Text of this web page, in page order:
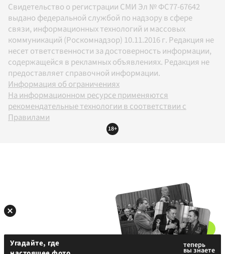
Свидетельство о регистрации СМИ Эл № ФС77-67642
выдано федеральной службой по надзору в сфере
связи, информационных технологий и массовых
коммуникаций (Роскомнадзор) 10.11.2016 г. Редакция не
несет ответственности за достоверность информации,
содержащейся в рекламных объявлениях. Редакция не
предоставляет справочной информации.
Информация об ограничениях
На информационном ресурсе применяются
рекомендательные технологии в соответствии с
Правилами
18+
Угадайте, где